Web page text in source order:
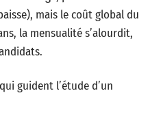
mais le coût global du
la mensualité s’alourdit,
guident l’étude d’un